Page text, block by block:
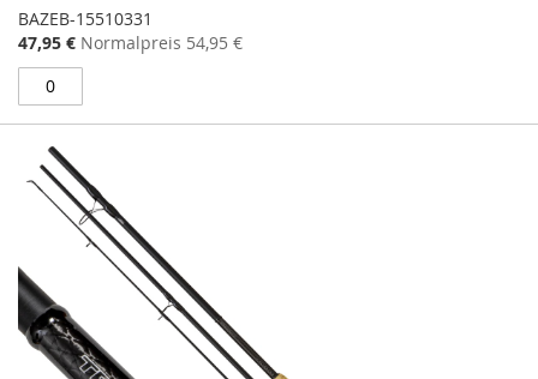
BAZEB-15510331
Sonderangebot
47,95 € Normalpreis 54,95 €